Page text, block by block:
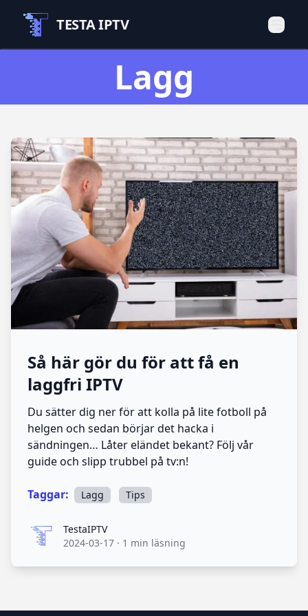
TESTA IPTV
Lagg
Så här gör du för att få en
laggfri IPTV
Du sätter dig ner för att kolla på lite fotboll på
helgen och sedan börjar det hacka i
sändningen… Låter eländet bekant? Följ vår
guide och slipp trubbel på tv:n!
Taggar: Lagg Tips
TestaIPTVTestaIPTV
2024-03-17 · 1 min läsning